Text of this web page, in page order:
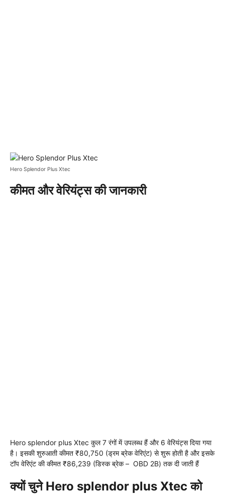
Hero Splendor Plus Xtec
कीमत और वेरियंट्स की जानकारी
Hero splendor plus Xtec कुल 7 रंगों में उपलब्ध हैं और 6 वेरियंट्स दिया गया
है। इसकी शुरुआती कीमत ₹80,750 (ड्रम ब्रेक वेरिएंट) से शुरू होती है और इसके
टॉप वेरिएंट की कीमत ₹86,239 (डिस्क ब्रेक – OBD 2B) तक दी जाती हैं
क्यों चुने Hero splendor plus Xtec को